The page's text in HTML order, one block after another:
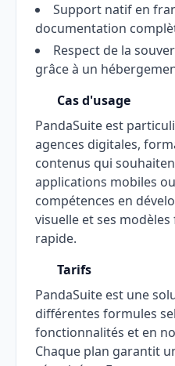
Support natif en
documentation
Respect de la
grâce à un
Cas d'usage
PandaSuite est
agences digitales,
contenus qui
applications mobiles
compétences en
visuelle et ses
rapide.
Tarifs
PandaSuite est une
différentes formules
fonctionnalités et en
Chaque plan garantit